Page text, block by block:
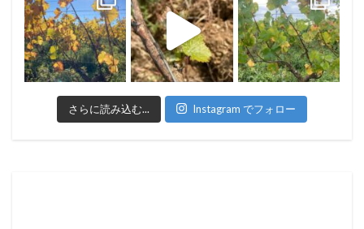
さらに読み込む... Instagram でフォロー